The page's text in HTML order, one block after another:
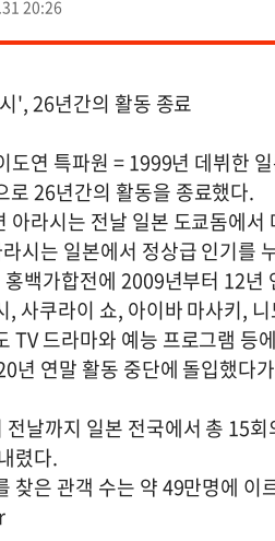
20:26
', 26년간의 활동 종료
도연 특파원 = 1999년 데뷔한
로 26년간의 활동을 종료했다.
아라시는 전날 일본 도쿄돔에서
시는 일본에서 정상급 인기를
백가합전에 2009년부터 12년
, 사쿠라이 쇼, 아이바 마사키,
TV 드라마와 예능 프로그램 등
년 연말 활동 중단에 돌입했다
전날까지 일본 전국에서 총 15
렸다.
찾은 관객 수는 약 49만명에 이